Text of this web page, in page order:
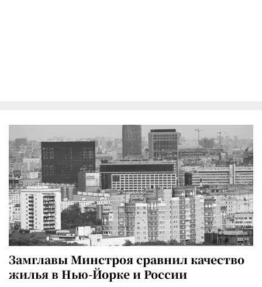
Замглавы Минстроя сравнил качество
жилья в Нью-Йорке и России